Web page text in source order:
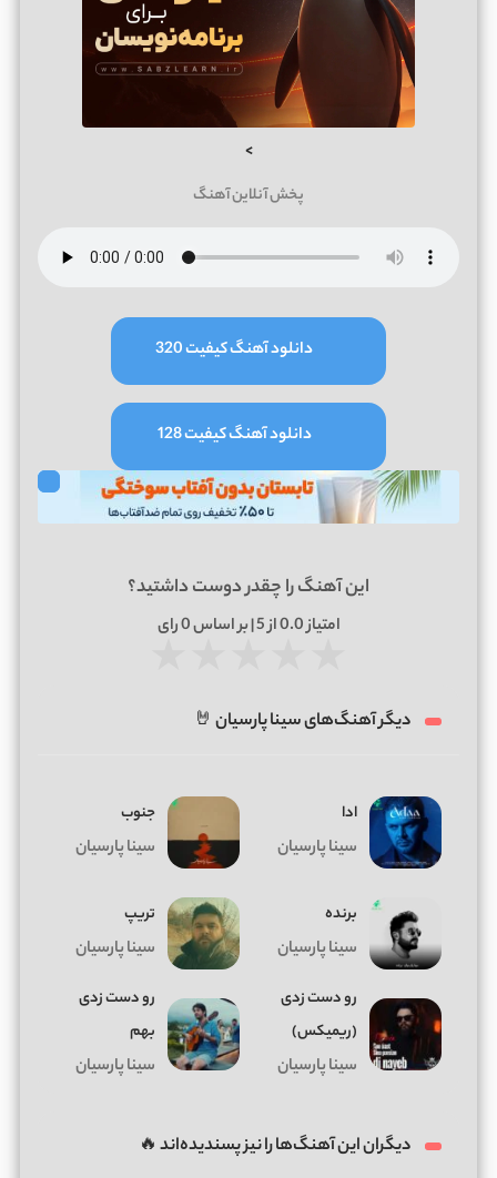
>
پخش آنلاین آهنگ
دانلود آهنگ کیفیت 320
دانلود آهنگ کیفیت 128
این آهنگ را چقدر دوست داشتید؟
امتیاز0.0از 5 | بر اساس 0رای
دیگر آهنگ‌های سینا پارسیان 🤘
ادا
سینا پارسیان
جنوب
سینا پارسیان
برنده
سینا پارسیان
تریپ
سینا پارسیان
رو دست زدی
(ریمیکس)
سینا پارسیان
رو دست زدی
بهم
سینا پارسیان
دیگران این آهنگ‌ها را نیز پسندیده‌اند 🔥